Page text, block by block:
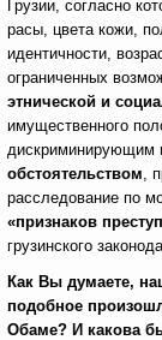
Грузии, согласно
расы, цвета кожи,
идентичности,
ограниченных
этнической и
имущественного
дискриминирующим
обстоятельством,
расследование по
«признаков
грузинского
Как Вы думаете,
подобное
Обаме? И какова